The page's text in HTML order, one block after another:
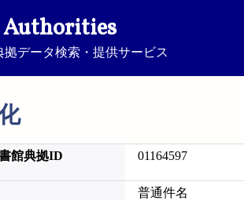
Authorities
拠データ検索・提供サービス
館典拠ID 01164597
普通件名